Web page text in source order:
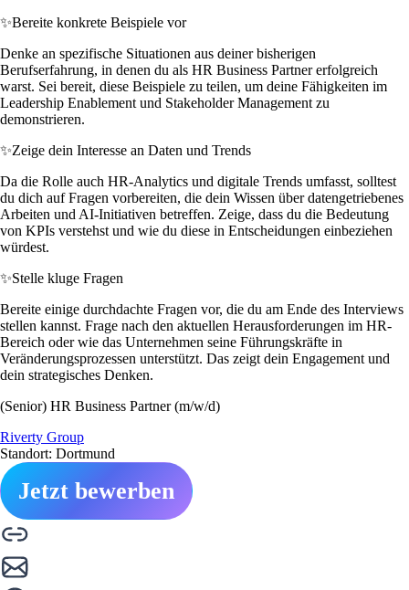
✨Bereite konkrete Beispiele vor
Denke an spezifische Situationen aus deiner bisherigen
Berufserfahrung, in denen du als HR Business Partner erfolgreich
warst. Sei bereit, diese Beispiele zu teilen, um deine Fähigkeiten im
Leadership Enablement und Stakeholder Management zu
demonstrieren.
✨Zeige dein Interesse an Daten und Trends
Da die Rolle auch HR-Analytics und digitale Trends umfasst, solltest
du dich auf Fragen vorbereiten, die dein Wissen über datengetriebenes
Arbeiten und AI-Initiativen betreffen. Zeige, dass du die Bedeutung
von KPIs verstehst und wie du diese in Entscheidungen einbeziehen
würdest.
✨Stelle kluge Fragen
Bereite einige durchdachte Fragen vor, die du am Ende des Interviews
stellen kannst. Frage nach den aktuellen Herausforderungen im HR-
Bereich oder wie das Unternehmen seine Führungskräfte in
Veränderungsprozessen unterstützt. Das zeigt dein Engagement und
dein strategisches Denken.
(Senior) HR Business Partner (m/w/d)
Riverty Group
Standort: Dortmund
Jetzt bewerben